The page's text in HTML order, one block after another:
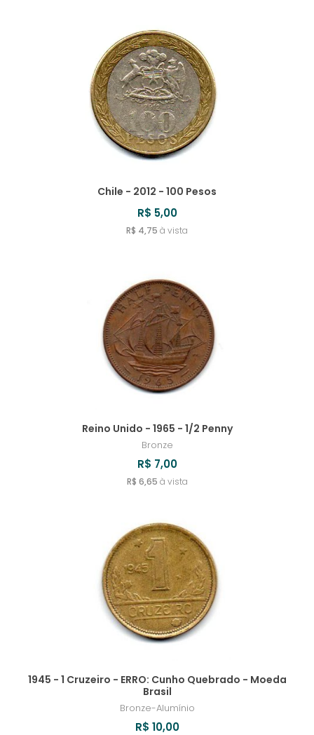
Chile - 2012 - 100 Pesos
R$ 5,00
R$ 4,75 à vista
Reino Unido - 1965 - 1/2 Penny
Bronze
R$ 7,00
R$ 6,65 à vista
1945 - 1 Cruzeiro - ERRO: Cunho Quebrado - Moeda
Brasil
Bronze-Alumínio
R$ 10,00